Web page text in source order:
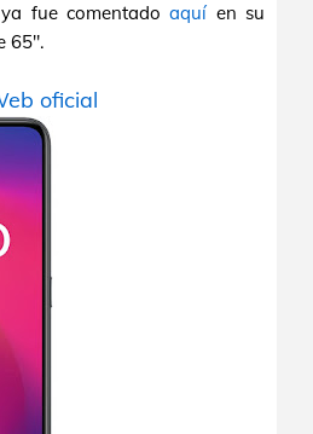
fue comentadoaquí en su
65".
oficial